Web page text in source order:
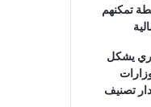
تمكنهم
يشكل
تصنيف